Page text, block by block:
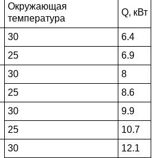
Окружающая
температура
Q, кВт
30
6.4
25
6.9
30
8
25
8.6
30
9.9
25
10.7
30
12.1